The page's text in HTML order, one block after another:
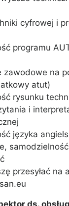
cyfrowej i
programu
zawodowe na
atut)
rysunku
i
języka
przesyłać na